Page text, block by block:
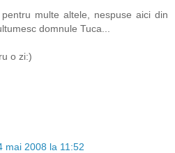
multe altele, nespuse aici din
domnule Tuca...
o zi:)
mai 2008 la 11:52